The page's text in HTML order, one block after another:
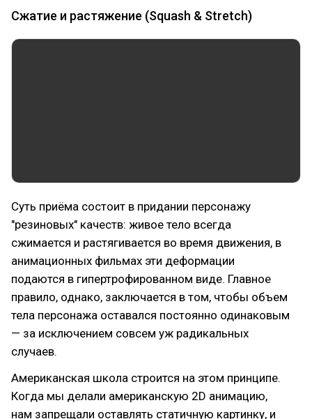
Сжатие и растяжение (Squash & Stretch)
Суть приёма состоит в придании персонажу
"резиновых" качеств: живое тело всегда
сжимается и растягивается во время движения, в
анимационных фильмах эти деформации
подаются в гипертрофированном виде. Главное
правило, однако, заключается в том, чтобы объем
тела персонажа оставался постоянно одинаковым
— за исключением совсем уж радикальных
случаев.
Американская школа строится на этом принципе.
Когда мы делали американскую 2D анимацию,
нам запрещали оставлять статичную картинку, и